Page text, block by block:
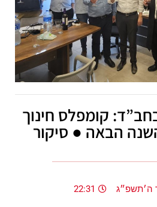
קומפלס חינוך
הבאה ● סיקור
ה׳תשפ״ג 22:31